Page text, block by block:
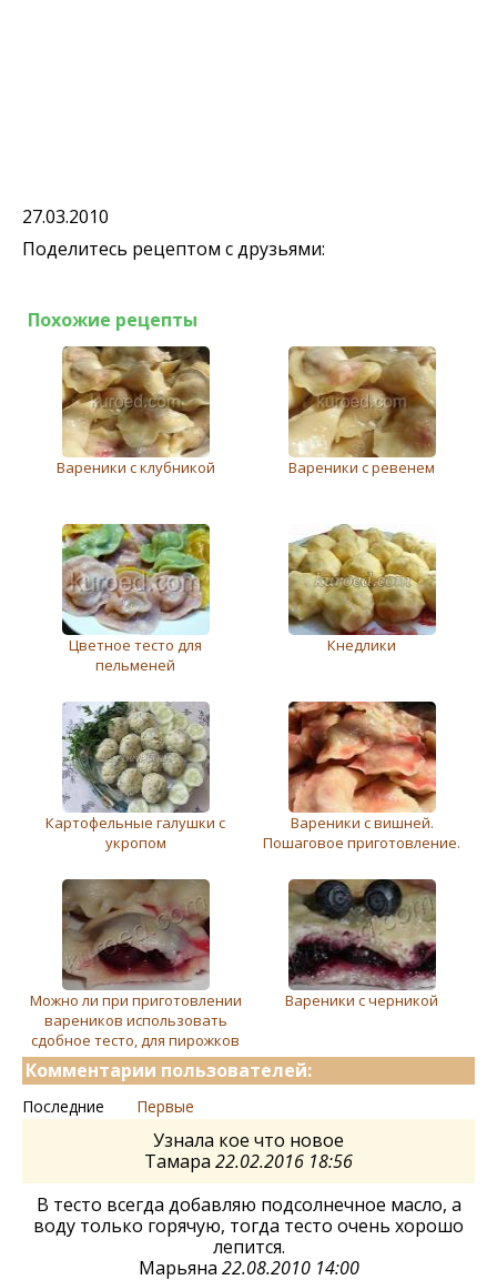
27.03.2010
Поделитесь рецептом с друзьями:
Похожие рецепты
Варeники с клубникой Вареники с ревенем
Цветное тесто для
пельменей
Кнедлики
Картофельные галушки с
укропом
Вареники с вишней.
Пошаговое приготовление.
Можно ли при приготовлении
вареников использовать
сдобное тесто, для пирожков
Вареники с черникой
Комментарии пользователей:
Последние Первые
Узнала кое что новое
Тамара 22.02.2016 18:56
В тесто всегда добавляю подсолнечное масло, а
воду только горячую, тогда тесто очень хорошо
лепится.
Марьяна 22.08.2010 14:00